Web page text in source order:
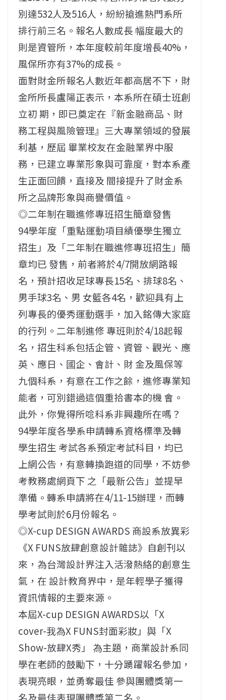
別達532人及516人，紛紛搶進熱門系所
排行前三名。報名人數成長 幅度最大的
則是資管所，本年度較前年度增長40%，
風保所亦有37%的成長。
面對財金所報名人數近年都高居不下，財
金所所長盧陽正表示，本系所在碩士班創
立初 期，即已奠定在『新金融商品、財
務工程與風險管理』三大專業領域的發展
利基，歷屆 畢業校友在金融業界中服
務，已建立專業形象與可靠度，對本系產
生正面回饋，直接及 間接提升了財金系
所之品牌形象與商譽價值。
◎二年制在職進修專班招生簡章發售
94學年度「重點運動項目績優學生獨立
招生」及「二年制在職進修專班招生」簡
章均已 發售，前者將於4/7開放網路報
名，預計招收足球專長15名、排球8名、
男手球3名、男 女籃各4名，歡迎具有上
列專長的優秀運動選手，加入銘傳大家庭
的行列。二年制進修 專班則於4/18起報
名，招生科系包括企管、資管、觀光、應
英、應日、國企、會計、財 金及風保等
九個科系，有意在工作之餘，進修專業知
能者，可別錯過這個重拾書本的機 會。
此外，你覺得所唸科系非興趣所在嗎？
94學年度各學系申請轉系資格標準及轉
學生招生 考試各系預定考試科目，均已
上網公告，有意轉換跑道的同學，不妨參
考教務處網頁下 之「最新公告」並提早
準備。轉系申請將在4/11-15辦理，而轉
學考試則於6月份報名。
◎X-cup DESIGN AWARDS 商設系放異彩
《X FUNS放肆創意設計雜誌》自創刊以
來，為台灣設計界注入活潑熱絡的創意生
氣，在 設計教育界中，是年輕學子獲得
資訊情報的主要來源。
本屆X-cup DESIGN AWARDS以「X
cover-我為X FUNS封面彩妝」與「X
Show-放肆X秀」 為主題，商業設計系同
學在老師的鼓勵下，十分踴躍報名參加，
表現亮眼，並勇奪最佳 參與團體獎第一